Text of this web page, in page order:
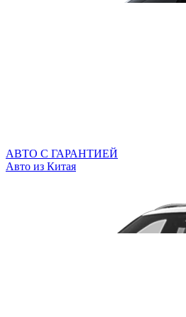
АВТО С ГАРАНТИЕЙ
Авто из Китая